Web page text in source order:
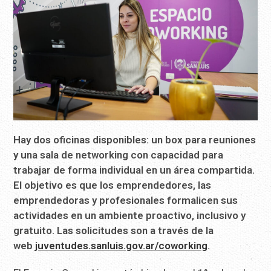
Hay dos oficinas disponibles: un box para reuniones
y una sala de networking con capacidad para
trabajar de forma individual en un área compartida.
El objetivo es que los emprendedores, las
emprendedoras y profesionales formalicen sus
actividades en un ambiente proactivo, inclusivo y
gratuito. Las solicitudes son a través de la
web juventudes.sanluis.gov.ar/coworking.